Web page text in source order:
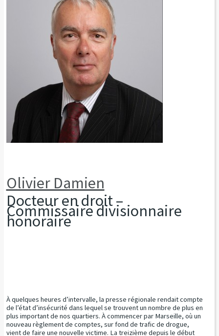
Olivier Damien
Docteur en droit –
Commissaire divisionnaire
honoraire
À quelques heures d’intervalle, la presse régionale rendait compte
de l’état d’insécurité dans lequel se trouvent un nombre de plus en
plus important de nos quartiers. À commencer par Marseille, où un
nouveau règlement de comptes, sur fond de trafic de drogue,
vient de faire une nouvelle victime. La treizième depuis le début